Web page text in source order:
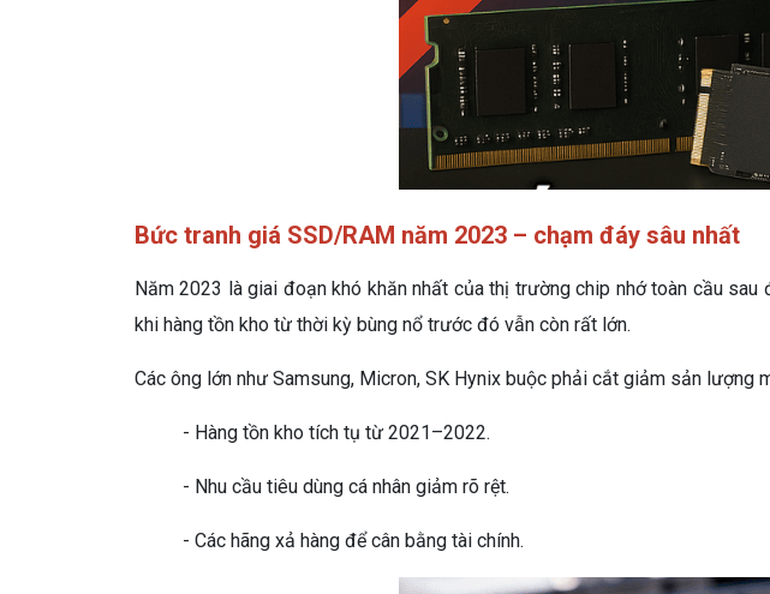
Bức tranh giá SSD/RAM năm 2023 – chạm đáy sâu nhất
Năm 2023 là giai đoạn khó khăn nhất của thị trường chip nhớ toàn cầu
khi hàng tồn kho từ thời kỳ bùng nổ trước đó vẫn còn rất lớn.
Các ông lớn như Samsung, Micron, SK Hynix buộc phải cắt giảm sản lượng
- Hàng tồn kho tích tụ từ 2021–2022.
- Nhu cầu tiêu dùng cá nhân giảm rõ rệt.
- Các hãng xả hàng để cân bằng tài chính.